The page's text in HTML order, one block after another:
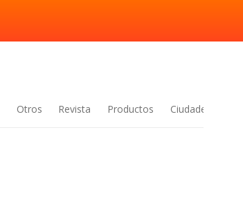
Otros Revista Productos Ciudades